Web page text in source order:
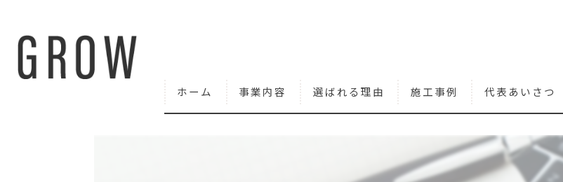
ホーム 事業内容 選ばれる理由 施工事例 代表あいさつ